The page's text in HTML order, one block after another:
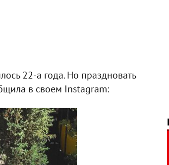
22-а года. Но праздновать
в своем Instagram: